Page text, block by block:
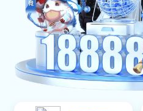
推荐产品系列
制粒设备系列
粉碎设备系列
筛分设备系列